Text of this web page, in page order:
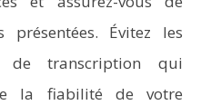
présentées. Évitez les
transcription qui
la fiabilité de votre